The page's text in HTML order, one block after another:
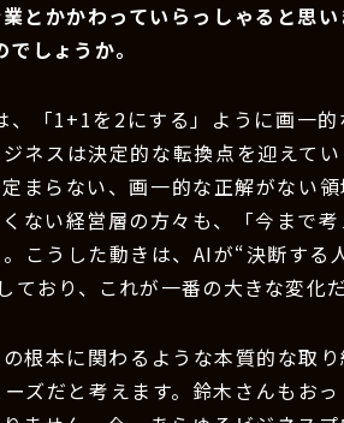
とかかわっていらっしゃると思
しょうか。
、「1+1を2にする」ように画一
ネスは決定的な転換点を迎えて
まらない、画一的な正解がない
ない経営層の方々も、「今まで
こうした動きは、AIが“決断する
おり、これが一番の大きな変化だ
根本に関わるような本質的な取
ズだと考えます。鈴木さんもお